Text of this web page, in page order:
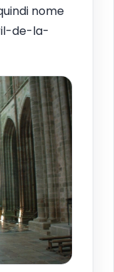
nome
de-la-